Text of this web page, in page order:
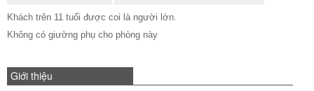
Khách trên 11 tuổi được coi là người lớn.
Không có giường phụ cho phòng này
Giới thiệu